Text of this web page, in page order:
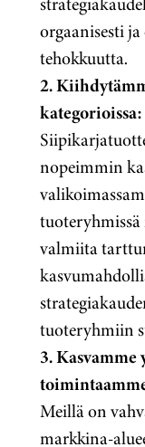
orgaanisesti
tehokkuutta.
2.
kategorioissa:
nopeimmin
tuoteryhmissä
valmiita
tuoteryhmiin
3.
Meillä on
markkina-